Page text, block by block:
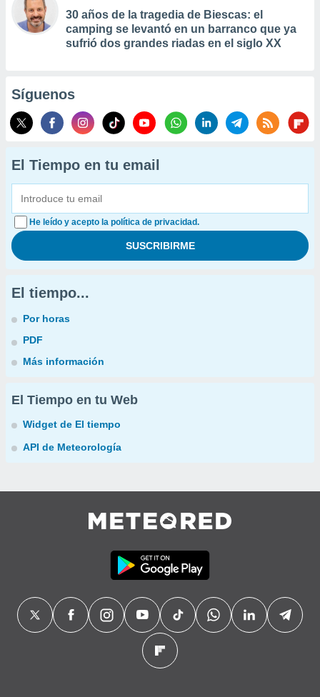
30 años de la tragedia de Biescas: el
camping se levantó en un barranco que ya
sufrió dos grandes riadas en el siglo XX
Síguenos
El Tiempo en tu email
He leído y acepto la política de privacidad.
El tiempo...
Por horas
PDF
Más información
El Tiempo en tu Web
Widget de El tiempo
API de Meteorología